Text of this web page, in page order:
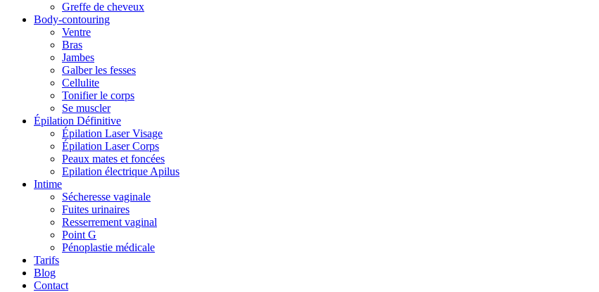
Greffe de cheveux
Body-contouring
Ventre
Bras
Jambes
Galber les fesses
Cellulite
Tonifier le corps
Se muscler
Épilation Définitive
Épilation Laser Visage
Épilation Laser Corps
Peaux mates et foncées
Epilation électrique Apilus
Intime
Sécheresse vaginale
Fuites urinaires
Resserrement vaginal
Point G
Pénoplastie médicale
Tarifs
Blog
Contact